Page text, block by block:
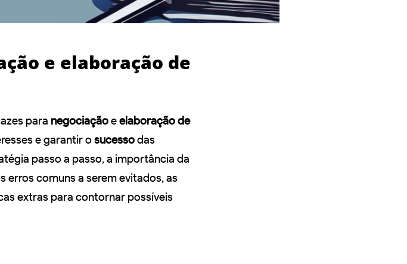
e elaboração de
para negociaçãoeelaboração de
e garantir o sucessodas
passo a passo, a importância da
erros comuns a serem evitados, as
extras para contornar possíveis